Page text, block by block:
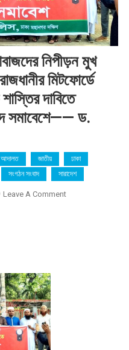
নিপীড়ন মুখ
মিটফোর্ডে
দাবিতে
সমাবেশে—— ড.
জাতীয়
ঢাকা
সংগঠন সংবাদ সারাদেশ
Leave A CommentOn